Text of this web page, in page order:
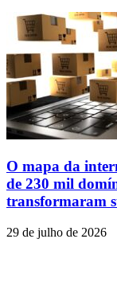
O mapa da
de 230 mil
transformaram
29 de julho de 2026